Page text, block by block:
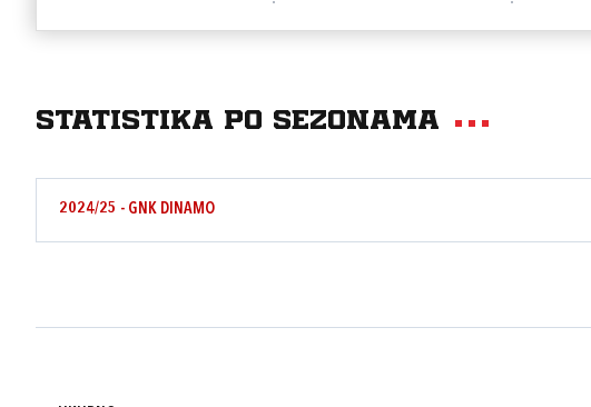
Statistika po sezonama
2024/25 - GNK DINAMO